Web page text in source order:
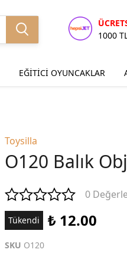
1000
EĞİTİCİ OYUNCAKLAR
Toysilla
O120 Balık
0
Tükendi ₺ 12.00
SKU O120